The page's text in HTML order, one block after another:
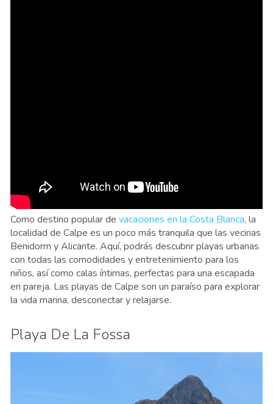
Como destino popular de vacaciones en la Costa Blanca, la
localidad de Calpe es un poco más tranquila que las vecinas
Benidorm y Alicante. Aquí, podrás descubrir playas urbanas
con todas las comodidades y entretenimiento para los
niños, así como calas íntimas, perfectas para una escapada
en pareja. Las playas de Calpe son un paraíso para explorar
la vida marina, desconectar y relajarse.
Playa De La Fossa